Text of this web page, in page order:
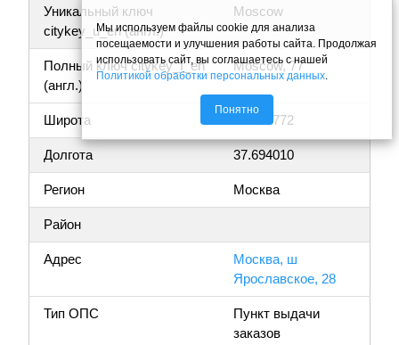
Уникальный ключ
citykey_u_en (англ.)
Moscow
Полный ключ citykey_f_en
(англ.)
Moscow, 77
Широта 55.860772
Долгота 37.694010
Регион Москва
Район
Адрес
Москва, ш
Ярославское, 28
Тип ОПС
Пункт выдачи
заказов
Мы используем файлы cookie для анализа
посещаемости и улучшения работы сайта. Продолжая
использовать сайт, вы соглашаетесь с нашей
Политикой обработки персональных данных
Понятно